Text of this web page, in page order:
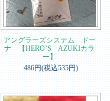
アングラーズシステム ドー
ナ 【HERO’S AZUKIカラ
ー】
486円(税込535円)